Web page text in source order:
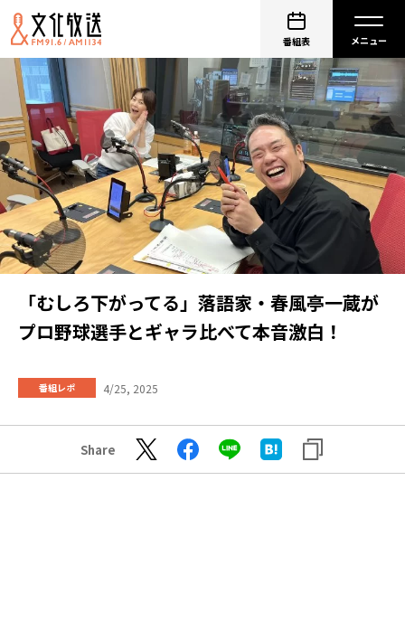
番組表
「むしろ下がってる」落語家・春風亭一蔵が
プロ野球選手とギャラ比べて本音激白！
番組レポ 4/25, 2025
Share